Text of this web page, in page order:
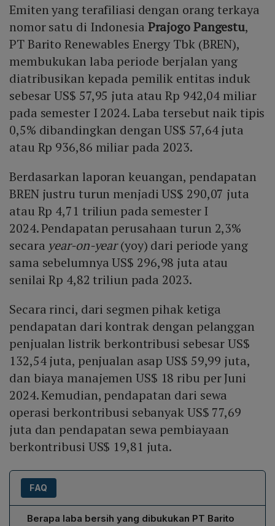
Emiten yang terafiliasi dengan orang terkaya
nomor satu di Indonesia Prajogo Pangestu,
PT Barito Renewables Energy Tbk (BREN),
membukukan laba periode berjalan yang
diatribusikan kepada pemilik entitas induk
sebesar US$ 57,95 juta atau Rp 942,04 miliar
pada semester I 2024. Laba tersebut naik tipis
0,5% dibandingkan dengan US$ 57,64 juta
atau Rp 936,86 miliar pada 2023.
Berdasarkan laporan keuangan, pendapatan
BREN justru turun menjadi US$ 290,07 juta
atau Rp 4,71 triliun pada semester I
2024. Pendapatan perusahaan turun 2,3%
secara year-on-year(yoy) dari periode yang
sama sebelumnya US$ 296,98 juta atau
senilai Rp 4,82 triliun pada 2023.
Secara rinci, dari segmen pihak ketiga
pendapatan dari kontrak dengan pelanggan
penjualan listrik berkontribusi sebesar US$
132,54 juta, penjualan asap US$ 59,99 juta,
dan biaya manajemen US$ 18 ribu per Juni
2024. Kemudian, pendapatan dari sewa
operasi berkontribusi sebanyak US$ 77,69
juta dan pendapatan sewa pembiayaan
berkontribusi US$ 19,81 juta.
FAQ
Berapa laba bersih yang dibukukan PT Barito